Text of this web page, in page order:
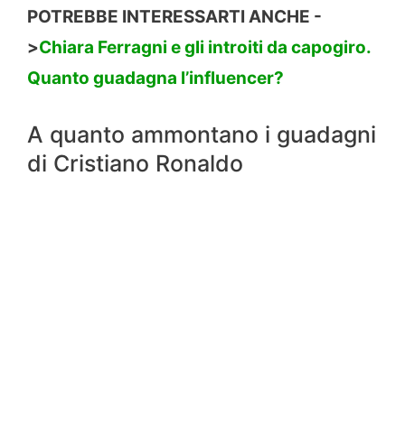
POTREBBE INTERESSARTI ANCHE -
>Chiara Ferragni e gli introiti da capogiro.
Quanto guadagna l’influencer?
A quanto ammontano i guadagni
di Cristiano Ronaldo